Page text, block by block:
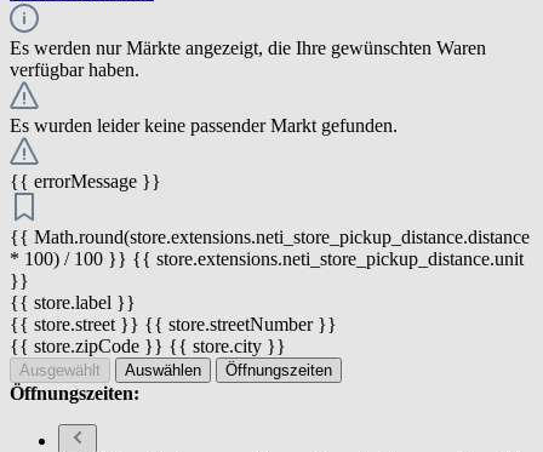
Es werden nur Märkte angezeigt, die Ihre gewünschten Waren
verfügbar haben.
Es wurden leider keine passender Markt gefunden.
{{ errorMessage }}
{{ Math.round(store.extensions.neti_store_pickup_distance.distance
* 100) / 100 }} {{ store.extensions.neti_store_pickup_distance.unit
}}
{{ store.label }}
{{ store.street }} {{ store.streetNumber }}
{{ store.zipCode }} {{ store.city }}
Ausgewählt Auswählen Öffnungszeiten
Öffnungszeiten: